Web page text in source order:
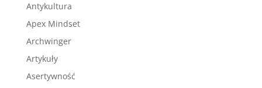
Antykultura
Apex Mindset
Archwinger
Artykuły
Asertywność